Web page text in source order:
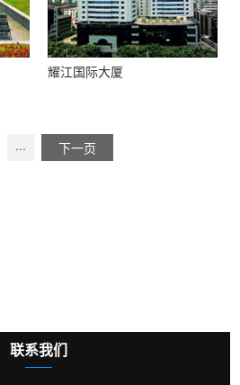
耀江国际大厦
... 下一页
联系我们